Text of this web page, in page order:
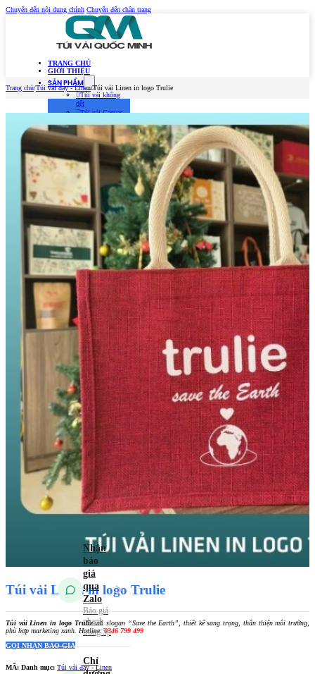
Chuyển đến nội dung chính Chuyển đến chân trang
TRANG CHỦ
GIỚI THIỆU
SẢN PHẨM
Túi vải không
dệt
Túi vải Canvas
Túi vải đay –
Linen
Túi vải dù
trang
MẪU TÚI VẢI 2026
Kiến Thức Túi Vải
Kiến Thức In Túi
Vải
Tuyển dụng
LIÊN HỆ
Trang chủ
Giới thiệu
Túi vải
không dệt
Canvas (Túi vải
bố)
Túi vải
đay – Linen
Mẫu Túi Vải 2026
Tin tức
Kiến Thức Túi Vải
Kiến Thức In Túi
Vải
Tuyển dụng
Liên hệ
Trang chủ/Túi vải đay - Linen/Túi vải Linen in logo Trulie
Túi vải Linen in logo Trulie
Túi vải Linen in logo Trulievới slogan “Save the Earth”, thiết kế sang trọng, thân thiện môi trường,
phù hợp marketing xanh. Hotline:0346 799 499
GỌI NHẬN BÁO GIÁ
MÃ: Danh mục: Túi vải đay - Linen